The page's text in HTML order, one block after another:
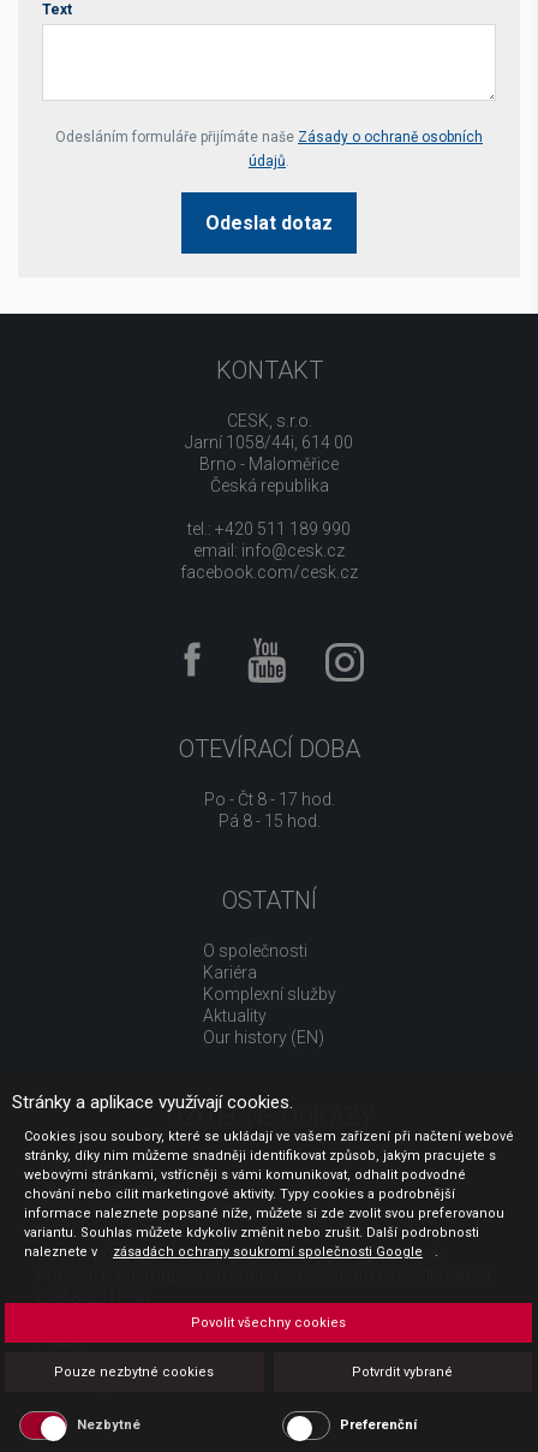
Text
Your website *
Odesláním formuláře přijímáte naše Zásady o ochraně osobních
údajů.
Odeslat dotaz
KONTAKT
CESK, s.r.o.
Jarní 1058/44i, 614 00
Brno - Maloměřice
Česká republika
tel.: +420 511 189 990
email: info@cesk.cz
facebook.com/cesk.cz
OTEVÍRACÍ DOBA
Po - Čt 8 - 17 hod.
Pá 8 - 15 hod.
OSTATNÍ
O společnosti
Kariéra
Komplexní služby
Aktuality
Our history (EN)
UŽITEČNÉ ODKAZY
Jak nakupovat
Obchodní podmínky
GDPR - ochrana osobních údajů
Profil zadavatele
Sdělení před uzavřením kupní smlouvy pro spotřebitele
Platba
Povinná publicita
Stránky a aplikace využívají cookies.
Cookies jsou soubory, které se ukládají ve vašem zařízení při načtení webové
stránky, díky nim můžeme snadněji identifikovat způsob, jakým pracujete s
webovými stránkami, vstřícněji s vámi komunikovat, odhalit podvodné
chování nebo cílit marketingové aktivity. Typy cookies a podrobnější
informace naleznete popsané níže, můžete si zde zvolit svou preferovanou
variantu. Souhlas můžete kdykoliv změnit nebo zrušit. Další podrobnosti
naleznete v
zásadách ochrany soukromí společnosti Google .
Pouze nezbytné cookies Potvrdit vybrané
Povolit všechny cookies
Nezbytné Preferenční